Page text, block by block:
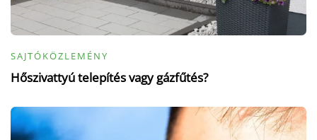
SAJTÓKÖZLEMÉNY
Hőszivattyú telepítés vagy gázfűtés?